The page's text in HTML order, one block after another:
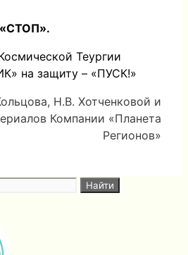
Теургии
на защиту – «ПУСК!»
Н.В. Хотченковой и
Компании «Планета
Регионов»